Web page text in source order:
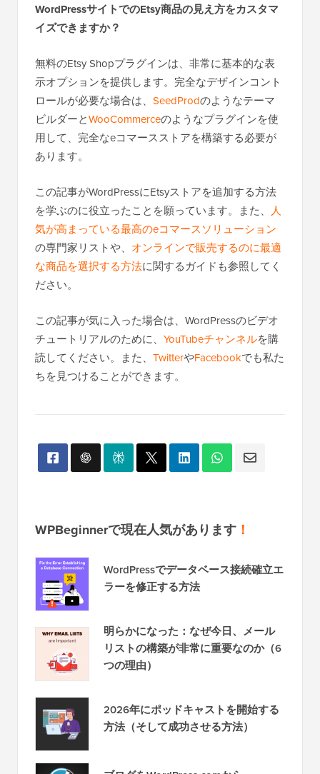
WordPressサイトでのEtsy商品の見え方をカスタマ
イズできますか？
無料のEtsy Shopプラグインは、非常に基本的な表
示オプションを提供します。完全なデザインコント
ロールが必要な場合は、 SeedProdのようなテーマ
ビルダーとWooCommerceのようなプラグインを使
用して、完全なeコマースストアを構築する必要が
あります。
この記事がWordPressにEtsyストアを追加する方法
を学ぶのに役立ったことを願っています。また、 人
気が高まっている最高のeコマースソリューション
の専門家リストや、 オンラインで販売するのに最適
な商品を選択する方法に関するガイドも参照してく
ださい。
この記事が気に入った場合は、WordPressのビデオ
チュートリアルのために、 YouTubeチャンネルを購
読してください。また、 TwitterやFacebookでも私た
ちを見つけることができます。
WPBeginnerで現在人気があります ！
WordPressでデータベース接続確立エ
ラーを修正する方法
明らかになった：なぜ今日、メール
リストの構築が非常に重要なのか（6
つの理由）
2026年にポッドキャストを開始する
方法（そして成功させる方法）